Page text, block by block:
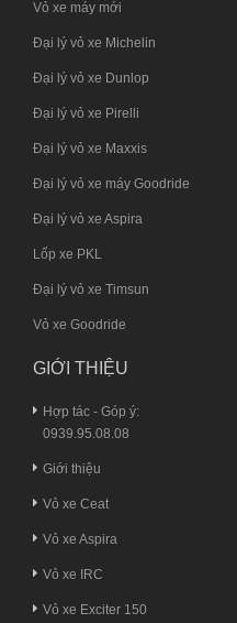
Vỏ xe máy mới
Đại lý vỏ xe Michelin
Đại lý vỏ xe Dunlop
Đại lý vỏ xe Pirelli
Đại lý vỏ xe Maxxis
Đại lý vỏ xe máy Goodride
Đại lý vỏ xe Aspira
Lốp xe PKL
Đại lý vỏ xe Timsun
Vỏ xe Goodride
GIỚI THIỆU
Hợp tác - Góp ý:
0939.95.08.08
Giới thiệu
Vỏ xe Ceat
Vỏ xe Aspira
Vỏ xe IRC
Vỏ xe Exciter 150